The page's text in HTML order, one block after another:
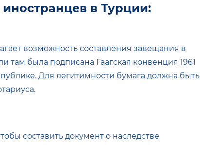
в Турции:
возможность составления завещания в
там была подписана Гаагская конвенция 1961
Для легитимности бумага должна быть
составить документ о наследстве